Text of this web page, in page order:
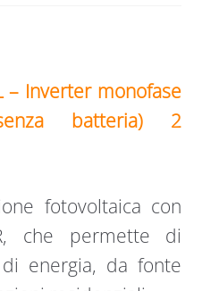
– Inverter monofase
batteria) 2
fotovoltaica con
che permette di
di energia, da fonte